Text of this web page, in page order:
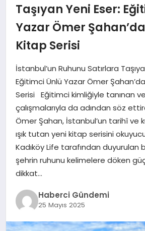
DÜNYA
MAGAZIN
EĞITIM
SAĞLIK
TEKNOLOJI
Taşıyan Yeni Eser:
Yazar Ömer
Kitap Serisi
İstanbul’un Ruhunu Satırlara
Eğitimci Ünlü Yazar Ömer
Serisi Eğitimci kimliğiyle tanınan
çalışmalarıyla da adından söz
Ömer Şahan, İstanbul’un tarihî ve
ışık tutan yeni kitap serisini
Kadıköy Life tarafından duyurulan
şehrin ruhunu kelimelere döken
dikkat…
Haberci Gündemi
25 Mayıs 2025